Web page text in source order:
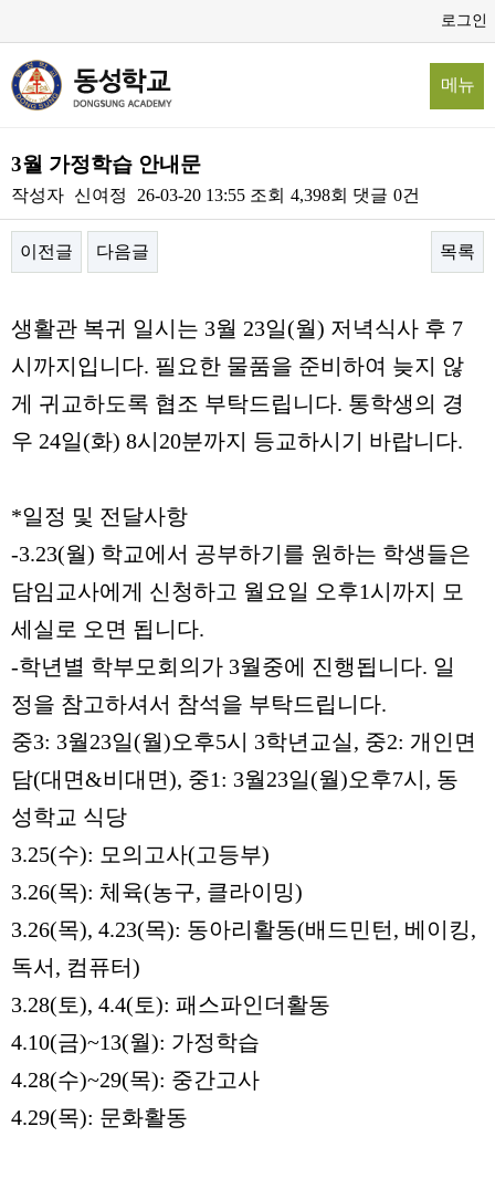
로그인
메뉴
3월 가정학습 안내문
작성자 신여정 26-03-20 13:55 조회 4,398회 댓글 0건
이전글 다음글 목록
생활관 복귀 일시는 3월 23일(월) 저녁식사 후 7
시까지입니다. 필요한 물품을 준비하여 늦지 않
게 귀교하도록 협조 부탁드립니다. 통학생의 경
우 24일(화) 8시 20분까지 등교하시기 바랍니다.
*일정 및 전달사항
-3.23(월) 학교에서 공부하기를 원하는 학생들은
담임교사에게 신청하고 월요일 오후1시까지 모
세실로 오면 됩니다.
-학년별 학부모회의가 3월중에 진행됩니다. 일
정을 참고하셔서 참석을 부탁드립니다.
중3: 3월23일(월)오후5시 3학년교실, 중2: 개인면
담(대면&비대면), 중1: 3월23일(월)오후7시 , 동
성학교 식당
3.25(수): 모의고사(고등부)
3.26(목): 체육(농구, 클라이밍)
3.26(목), 4.23(목): 동아리활동(배드민턴 , 베이킹,
독서 , 컴퓨터)
3.28(토), 4.4(토): 패스파인더활동
4.10(금)~13(월): 가정학습
4.28(수)~29(목): 중간고사
4.29(목): 문화활동